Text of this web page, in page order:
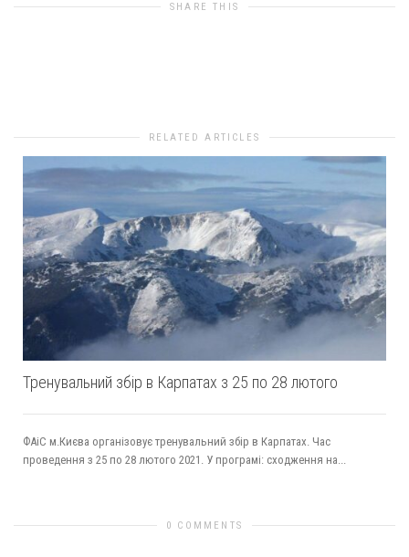
SHARE THIS
RELATED ARTICLES
Тренувальний збір в Карпатах з 25 по 28 лютого
ФАіС м.Києва організовує тренувальний збір в Карпатах. Час
проведення з 25 по 28 лютого 2021. У програмі: сходження на...
0 COMMENTS